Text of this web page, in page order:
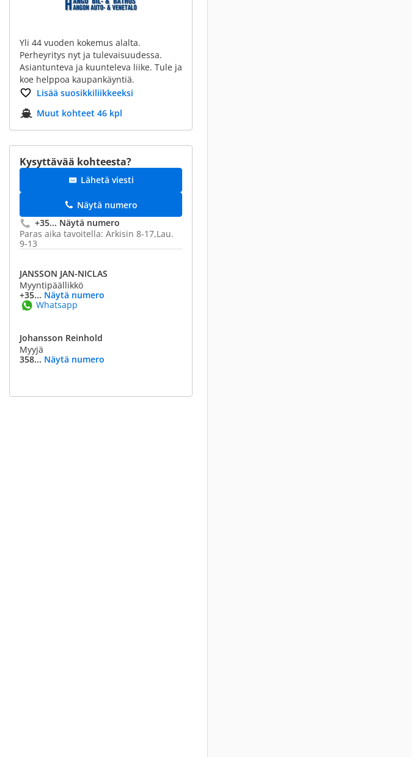
Yli 44 vuoden kokemus alalta.
Perheyritys nyt ja tulevaisuudessa.
Asiantunteva ja kuunteleva liike. Tule ja
koe helppoa kaupankäyntiä.
Lisää suosikkiliikkeeksi
Muut kohteet 46 kpl
Kysyttävää kohteesta?
Lähetä viesti
Näytä numero
+35... Näytä numero
Paras aika tavoitella: Arkisin 8-17,Lau.
9-13
JANSSON JAN-NICLAS
Myyntipäällikkö
+35... Näytä numero
Whatsapp
Johansson Reinhold
Myyjä
358... Näytä numero